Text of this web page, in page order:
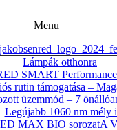
Menu
Lámpák otthonra
SMART
rutin támogatása –
üzemmód – 7
Legújabb 1060 nm mély
MAX BIO sorozatA